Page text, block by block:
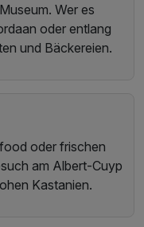
Wer es
oder entlang
und Bäckereien.
oder frischen
am Albert-Cuyp
Kastanien.